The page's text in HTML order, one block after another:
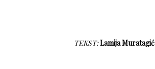
TEKST:Lamija Muratagić